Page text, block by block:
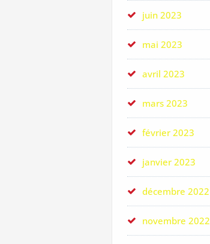
juin 2023
mai 2023
avril 2023
mars 2023
février 2023
janvier 2023
décembre 2022
novembre 2022